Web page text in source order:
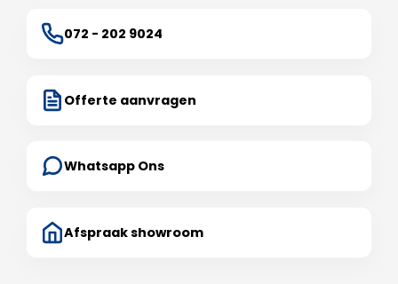
072 - 202 9024
Offerte aanvragen
Whatsapp Ons
Afspraak showroom